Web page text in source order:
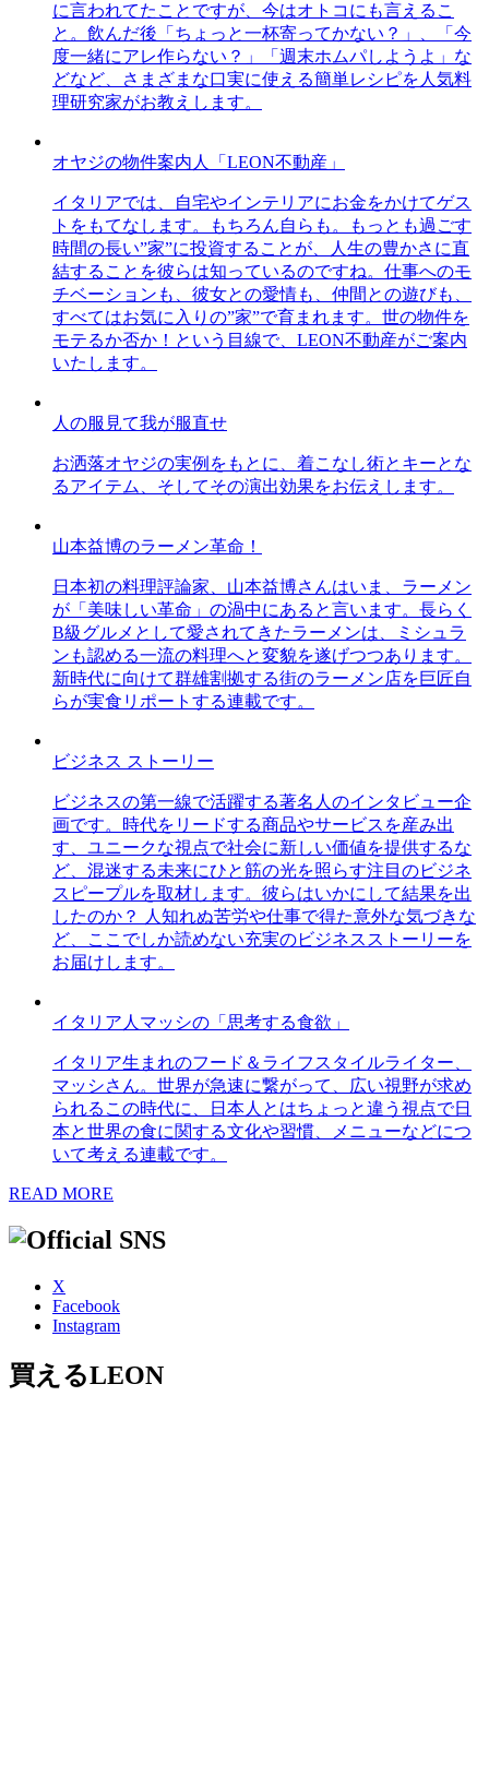
に言われてたことですが、今はオトコにも言えるこ
と。飲んだ後「ちょっと一杯寄ってかない？」、「今
度一緒にアレ作らない？」「週末ホムパしようよ」な
どなど、さまざまな口実に使える簡単レシピを人気料
理研究家がお教えします。
オヤジの物件案内人「LEON不動産」
イタリアでは、自宅やインテリアにお金をかけてゲス
トをもてなします。もちろん自らも。もっとも過ごす
時間の長い”家”に投資することが、人生の豊かさに直
結することを彼らは知っているのですね。仕事へのモ
チベーションも、彼女との愛情も、仲間との遊びも、
すべてはお気に入りの”家”で育まれます。世の物件を
モテるか否か！という目線で、LEON不動産がご案内
いたします。
人の服見て我が服直せ
お洒落オヤジの実例をもとに、着こなし術とキーとな
るアイテム、そしてその演出効果をお伝えします。
山本益博のラーメン革命！
日本初の料理評論家、山本益博さんはいま、ラーメン
が「美味しい革命」の渦中にあると言います。長らく
B級グルメとして愛されてきたラーメンは、ミシュラ
ンも認める一流の料理へと変貌を遂げつつあります。
新時代に向けて群雄割拠する街のラーメン店を巨匠自
らが実食リポートする連載です。
ビジネス ストーリー
ビジネスの第一線で活躍する著名人のインタビュー企
画です。時代をリードする商品やサービスを産み出
す、ユニークな視点で社会に新しい価値を提供するな
ど、混迷する未来にひと筋の光を照らす注目のビジネ
スピープルを取材します。彼らはいかにして結果を出
したのか？ 人知れぬ苦労や仕事で得た意外な気づきな
ど、ここでしか読めない充実のビジネスストーリーを
お届けします。
イタリア人マッシの「思考する食欲」
イタリア生まれのフード＆ライフスタイルライター、
マッシさん。世界が急速に繋がって、広い視野が求め
られるこの時代に、日本人とはちょっと違う視点で日
本と世界の食に関する文化や習慣、メニューなどにつ
いて考える連載です。
READ MORE
X
Facebook
Instagram
買えるLEON